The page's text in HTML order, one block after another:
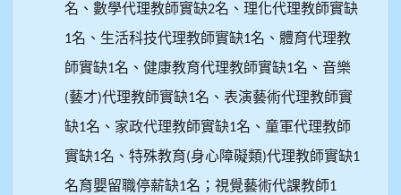
名、數學代理教師實缺2名、理化代理教師實缺
1名、生活科技代理教師實缺1名、體育代理教
師實缺1名、健康教育代理教師實缺1名、音樂
(藝才)代理教師實缺1名、表演藝術代理教師實
缺1名、家政代理教師實缺1名、童軍代理教師
實缺1名、特殊教育(身心障礙類)代理教師實缺1
名育嬰留職停薪缺1名；視覺藝術代課教師1